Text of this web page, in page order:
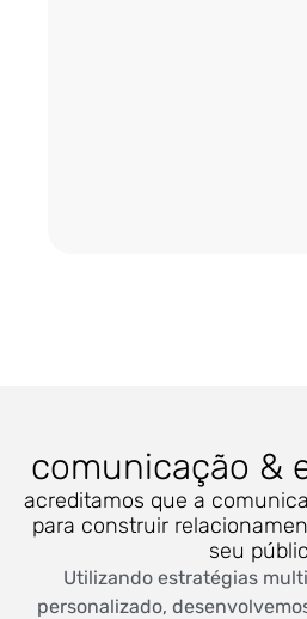
comunicação &
acreditamos que a
para construir
seu
Utilizando estratégias
personalizado,